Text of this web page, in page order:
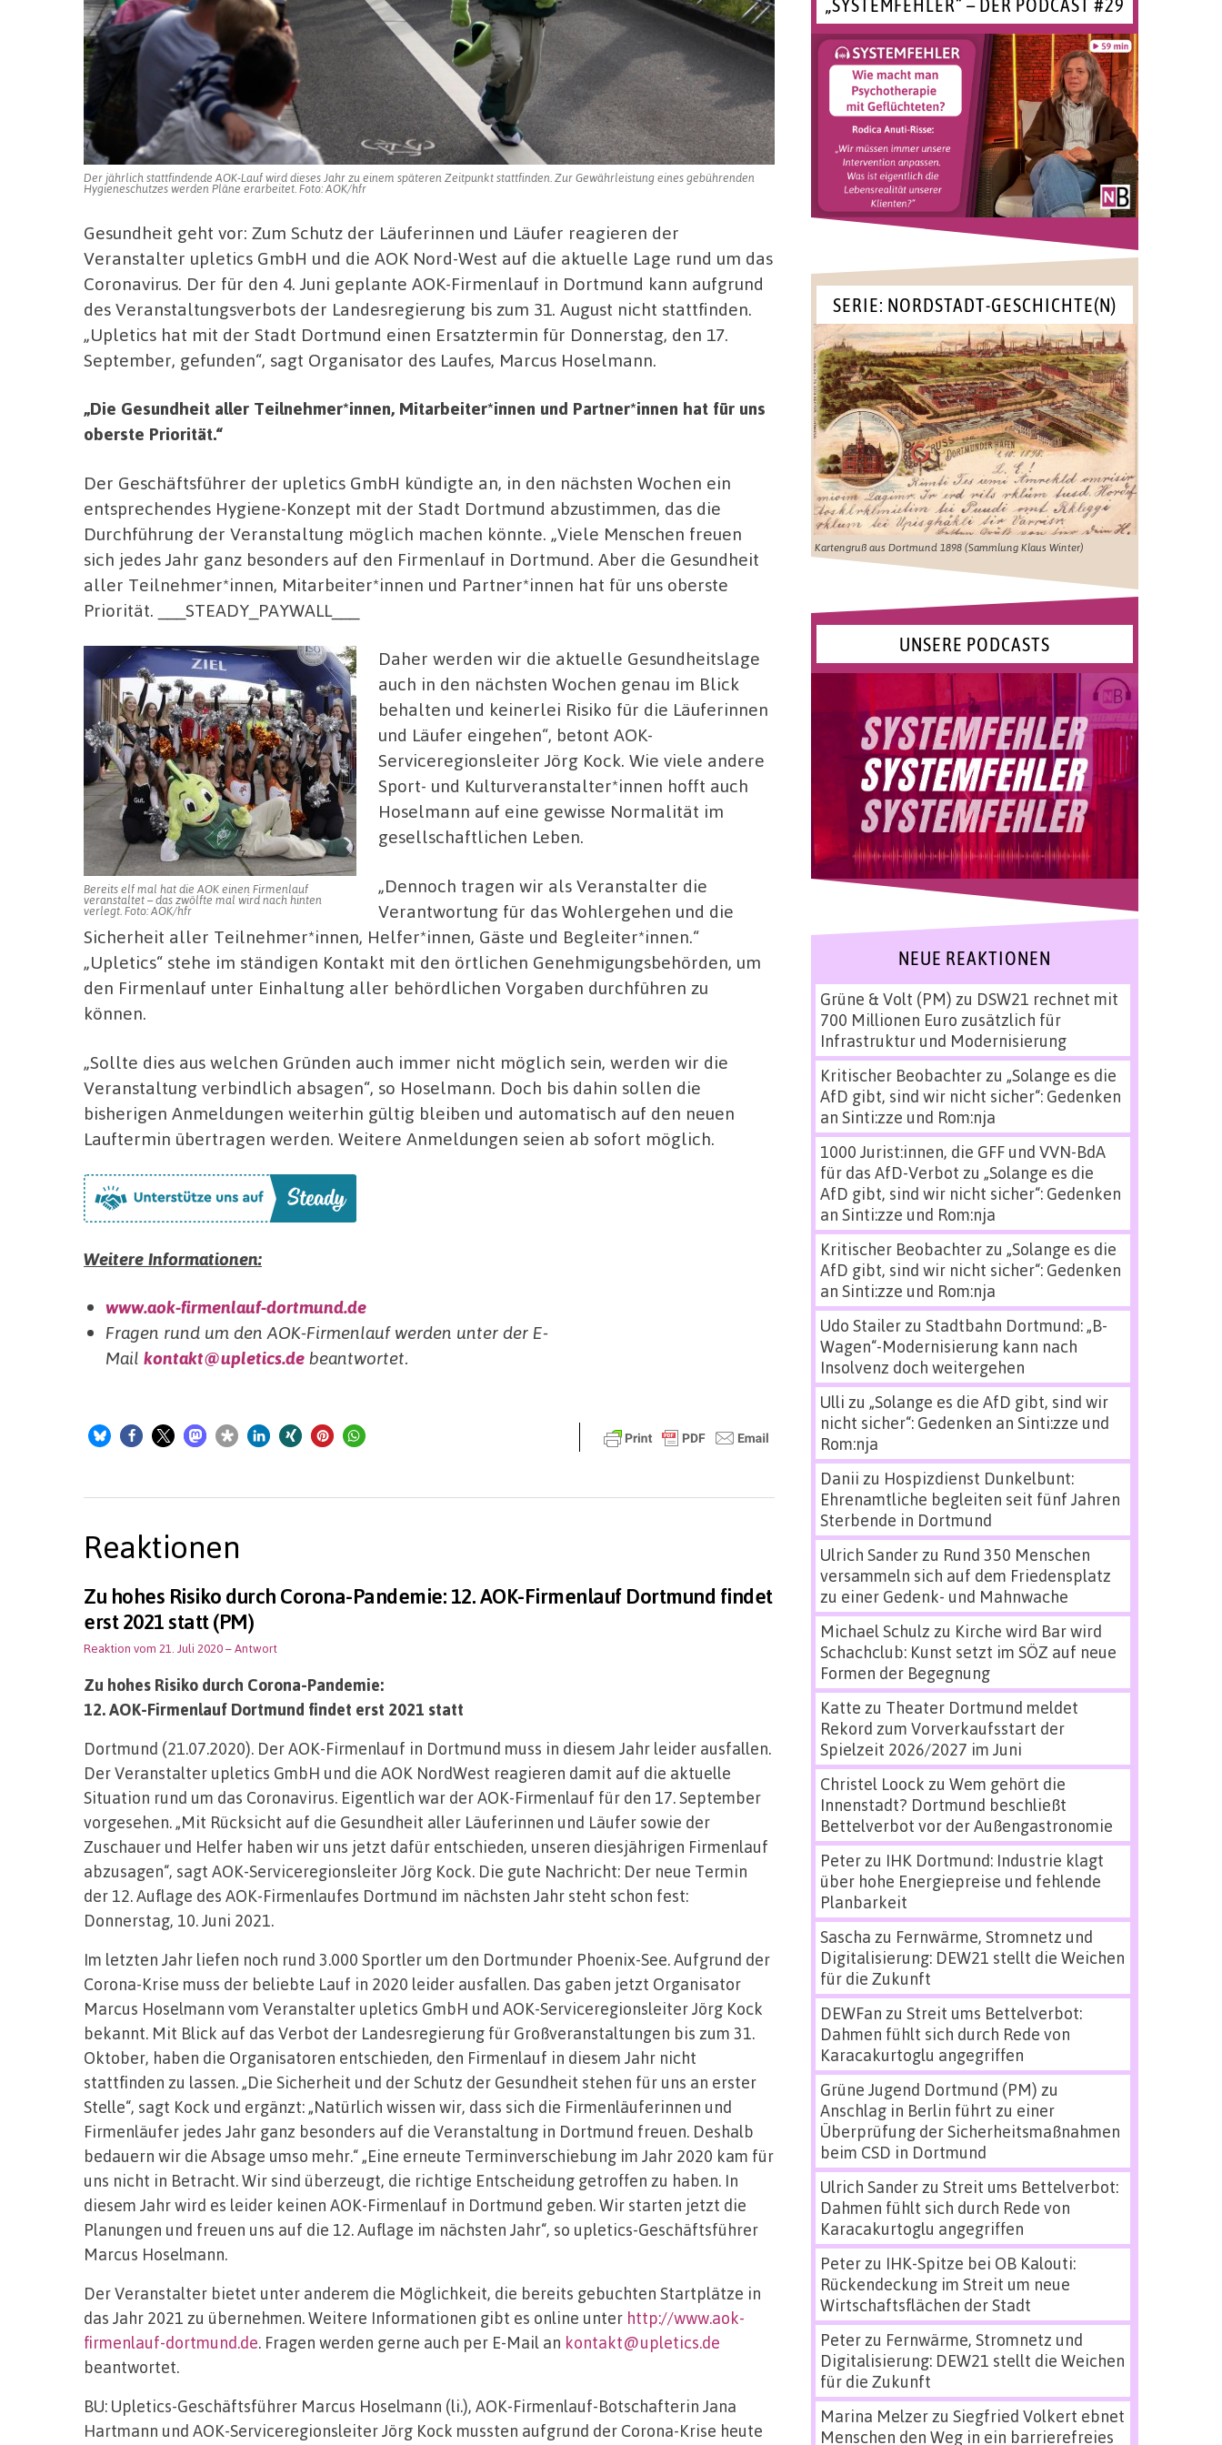
Der jährlich stattfindende AOK-Lauf wird dieses Jahr zu einem späteren Zeitpunkt stattfinden. Zur Gewährleistung eines gebührenden
Hygieneschutzes werden Pläne erarbeitet. Foto: AOK/hfr
Gesundheit geht vor: Zum Schutz der Läuferinnen und Läufer reagieren der
Veranstalter upletics GmbH und die AOK Nord-West auf die aktuelle Lage rund um das
Coronavirus. Der für den 4. Juni geplante AOK-Firmenlauf in Dortmund kann aufgrund
des Veranstaltungsverbots der Landesregierung bis zum 31. August nicht stattfinden.
„Upletics hat mit der Stadt Dortmund einen Ersatztermin für Donnerstag, den 17.
September, gefunden“, sagt Organisator des Laufes, Marcus Hoselmann.
„Die Gesundheit aller Teilnehmer*innen, Mitarbeiter*innen und Partner*innen hat für uns
oberste Priorität.“
Der Geschäftsführer der upletics GmbH kündigte an, in den nächsten Wochen ein
entsprechendes Hygiene-Konzept mit der Stadt Dortmund abzustimmen, das die
Durchführung der Veranstaltung möglich machen könnte. „Viele Menschen freuen
sich jedes Jahr ganz besonders auf den Firmenlauf in Dortmund. Aber die Gesundheit
aller Teilnehmer*innen, Mitarbeiter*innen und Partner*innen hat für uns oberste
Priorität. ___STEADY_PAYWALL___
Bereits elf mal hat die AOK einen Firmenlauf
veranstaltet – das zwölfte mal wird nach hinten
verlegt. Foto: AOK/hfr
Daher werden wir die aktuelle Gesundheitslage
auch in den nächsten Wochen genau im Blick
behalten und keinerlei Risiko für die Läuferinnen
und Läufer eingehen“, betont AOK-
Serviceregionsleiter Jörg Kock. Wie viele andere
Sport- und Kulturveranstalter*innen hofft auch
Hoselmann auf eine gewisse Normalität im
gesellschaftlichen Leben.
„Dennoch tragen wir als Veranstalter die
Verantwortung für das Wohlergehen und die
Sicherheit aller Teilnehmer*innen, Helfer*innen, Gäste und Begleiter*innen.“
„Upletics“ stehe im ständigen Kontakt mit den örtlichen Genehmigungsbehörden, um
den Firmenlauf unter Einhaltung aller behördlichen Vorgaben durchführen zu
können.
„Sollte dies aus welchen Gründen auch immer nicht möglich sein, werden wir die
Veranstaltung verbindlich absagen“, so Hoselmann. Doch bis dahin sollen die
bisherigen Anmeldungen weiterhin gültig bleiben und automatisch auf den neuen
Lauftermin übertragen werden. Weitere Anmeldungen seien ab sofort möglich.
Weitere Informationen:
www.aok-firmenlauf-dortmund.de
Fragen rund um den AOK-Firmenlauf werden unter der E-
Mail kontakt@upletics.de beantwortet.
Reaktionen
Zu hohes Risiko durch Corona-Pandemie: 12. AOK-Firmenlauf Dortmund findet
erst 2021 statt (PM)
Reaktion vom 21. Juli 2020– Antwort
Zu hohes Risiko durch Corona-Pandemie:
12. AOK-Firmenlauf Dortmund findet erst 2021 statt
Dortmund (21.07.2020). Der AOK-Firmenlauf in Dortmund muss in diesem Jahr leider ausfallen.
Der Veranstalter upletics GmbH und die AOK NordWest reagieren damit auf die aktuelle
Situation rund um das Coronavirus. Eigentlich war der AOK-Firmenlauf für den 17. September
vorgesehen. „Mit Rücksicht auf die Gesundheit aller Läuferinnen und Läufer sowie der
Zuschauer und Helfer haben wir uns jetzt dafür entschieden, unseren diesjährigen Firmenlauf
abzusagen“, sagt AOK-Serviceregionsleiter Jörg Kock. Die gute Nachricht: Der neue Termin
der 12. Auflage des AOK-Firmenlaufes Dortmund im nächsten Jahr steht schon fest:
Donnerstag, 10. Juni 2021.
Im letzten Jahr liefen noch rund 3.000 Sportler um den Dortmunder Phoenix-See. Aufgrund der
Corona-Krise muss der beliebte Lauf in 2020 leider ausfallen. Das gaben jetzt Organisator
Marcus Hoselmann vom Veranstalter upletics GmbH und AOK-Serviceregionsleiter Jörg Kock
bekannt. Mit Blick auf das Verbot der Landesregierung für Großveranstaltungen bis zum 31.
Oktober, haben die Organisatoren entschieden, den Firmenlauf in diesem Jahr nicht
stattfinden zu lassen. „Die Sicherheit und der Schutz der Gesundheit stehen für uns an erster
Stelle“, sagt Kock und ergänzt: „Natürlich wissen wir, dass sich die Firmenläuferinnen und
Firmenläufer jedes Jahr ganz besonders auf die Veranstaltung in Dortmund freuen. Deshalb
bedauern wir die Absage umso mehr.“ „Eine erneute Terminverschiebung im Jahr 2020 kam für
uns nicht in Betracht. Wir sind überzeugt, die richtige Entscheidung getroffen zu haben. In
diesem Jahr wird es leider keinen AOK-Firmenlauf in Dortmund geben. Wir starten jetzt die
Planungen und freuen uns auf die 12. Auflage im nächsten Jahr“, so upletics-Geschäftsführer
Marcus Hoselmann.
Der Veranstalter bietet unter anderem die Möglichkeit, die bereits gebuchten Startplätze in
das Jahr 2021 zu übernehmen. Weitere Informationen gibt es online unter http://www.aok-
firmenlauf-dortmund.de. Fragen werden gerne auch per E-Mail an kontakt@upletics.de
beantwortet.
BU: Upletics-Geschäftsführer Marcus Hoselmann (li.), AOK-Firmenlauf-Botschafterin Jana
Hartmann und AOK-Serviceregionsleiter Jörg Kock mussten aufgrund der Corona-Krise heute
„SYSTEMFEHLER“ – DER PODCAST #29
SERIE: NORDSTADT-GESCHICHTE(N)
Kartengruß aus Dortmund 1898 (Sammlung Klaus Winter)
UNSERE PODCASTS
NEUE REAKTIONEN
Grüne & Volt (PM) zu DSW21 rechnet mit
700 Millionen Euro zusätzlich für
Infrastruktur und Modernisierung
Kritischer Beobachterzu „Solange es die
AfD gibt, sind wir nicht sicher“: Gedenken
an Sinti:zze und Rom:nja
1000 Jurist:innen, die GFF und VVN-BdA
für das AfD-Verbot zu „Solange es die
AfD gibt, sind wir nicht sicher“: Gedenken
an Sinti:zze und Rom:nja
Kritischer Beobachterzu „Solange es die
AfD gibt, sind wir nicht sicher“: Gedenken
an Sinti:zze und Rom:nja
Udo Stailerzu Stadtbahn Dortmund: „B-
Wagen“-Modernisierung kann nach
Insolvenz doch weitergehen
Ulli zu „Solange es die AfD gibt, sind wir
nicht sicher“: Gedenken an Sinti:zze und
Rom:nja
Danii zu Hospizdienst Dunkelbunt:
Ehrenamtliche begleiten seit fünf Jahren
Sterbende in Dortmund
Ulrich Sanderzu Rund 350 Menschen
versammeln sich auf dem Friedensplatz
zu einer Gedenk- und Mahnwache
Michael Schulz zu Kirche wird Bar wird
Schachclub: Kunst setzt im SÖZ auf neue
Formen der Begegnung
Katte zu Theater Dortmund meldet
Rekord zum Vorverkaufsstart der
Spielzeit 2026/2027 im Juni
Christel Loock zu Wem gehört die
Innenstadt? Dortmund beschließt
Bettelverbot vor der Außengastronomie
Peterzu IHK Dortmund: Industrie klagt
über hohe Energiepreise und fehlende
Planbarkeit
Sascha zu Fernwärme, Stromnetz und
Digitalisierung: DEW21 stellt die Weichen
für die Zukunft
DEWFan zu Streit ums Bettelverbot:
Dahmen fühlt sich durch Rede von
Karacakurtoglu angegriffen
Grüne Jugend Dortmund (PM) zu
Anschlag in Berlin führt zu einer
Überprüfung der Sicherheitsmaßnahmen
beim CSD in Dortmund
Ulrich Sanderzu Streit ums Bettelverbot:
Dahmen fühlt sich durch Rede von
Karacakurtoglu angegriffen
Peterzu IHK-Spitze bei OB Kalouti:
Rückendeckung im Streit um neue
Wirtschaftsflächen der Stadt
Peterzu Fernwärme, Stromnetz und
Digitalisierung: DEW21 stellt die Weichen
für die Zukunft
Marina Melzerzu Siegfried Volkert ebnet
Menschen den Weg in ein barrierefreies